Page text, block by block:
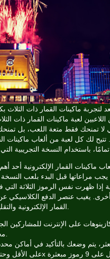
ماكينات القمار ذات الثلاث
اللاعبين لعبة ماكينات القمار ذات
لا تمنحك فقط متعة اللعب، بل
لك كل لعبة من ألعاب ماكينات
يجب مراعاتها قبل البدء بلعب النسخة
إذا ظهرت نفس الرموز الثلاثة
يغيب عنصر الدفع الكلاسيكي
يتم وضعك بالتأكيد في أماكن